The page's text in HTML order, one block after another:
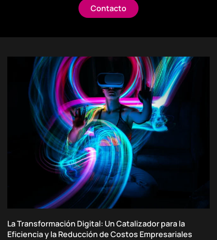
Contacto
La Transformación Digital: Un Catalizador para la
Eficiencia y la Reducción de Costos Empresariales